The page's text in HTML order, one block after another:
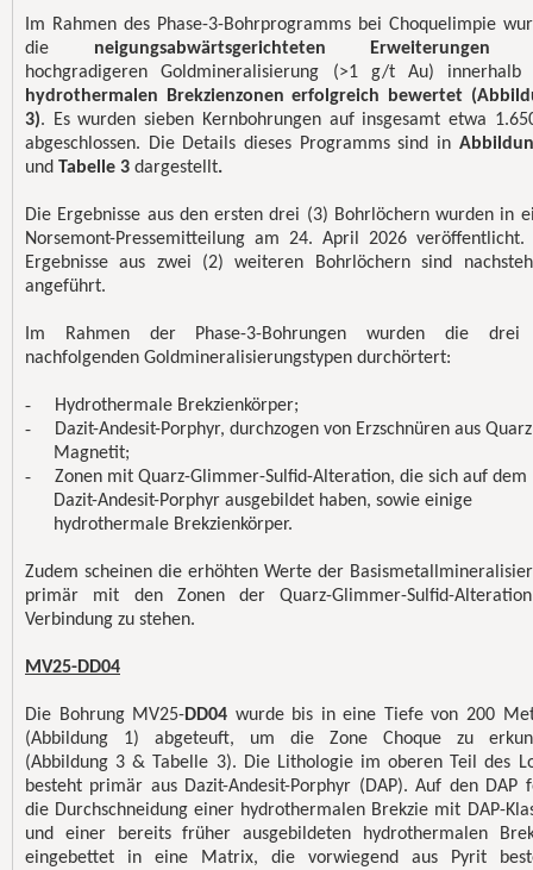
Im Rahmen des Phase-3-Bohrprogramms bei Choquelimpie
die neigungsabwärtsgerichteten Erweiterungen
hochgradigeren Goldmineralisierung (>1 g/t Au) innerhalb
hydrothermalen Brekzienzonen erfolgreich bewertet
3).
Es wurden sieben Kernbohrungen auf insgesamt etwa
abgeschlossen. Die Details dieses Programms sind in
und Tabelle 3 dargestellt.
Die Ergebnisse aus den ersten drei (3) Bohrlöchern wurden in
Norsemont-Pressemitteilung am 24. April 2026 veröffentlicht.
Ergebnisse aus zwei (2) weiteren Bohrlöchern sind
angeführt.
Im Rahmen der Phase-3-Bohrungen wurden die drei
nachfolgenden Goldmineralisierungstypen durchörtert:
-
Hydrothermale Brekzienkörper;
-
Dazit-Andesit-Porphyr, durchzogen von Erzschnüren aus
Magnetit;
-
Zonen mit Quarz-Glimmer-Sulfid-Alteration, die sich auf dem
Dazit-Andesit-Porphyr ausgebildet haben, sowie einige
hydrothermale Brekzienkörper.
Zudem scheinen die erhöhten Werte der
primär mit den Zonen der Quarz-Glimmer-Sulfid-
Verbindung zu stehen.
MV25-DD04
Die Bohrung MV25-DD04 wurde bis in eine Tiefe von 200
(Abbildung 1) abgeteuft, um die Zone Choque zu
(Abbildung 3 & Tabelle 3). Die Lithologie im oberen Teil des
besteht primär aus Dazit-Andesit-Porphyr (DAP). Auf den DAP
die Durchschneidung einer hydrothermalen Brekzie mit DAP-
und einer bereits früher ausgebildeten hydrothermalen
eingebettet in eine Matrix, die vorwiegend aus Pyrit